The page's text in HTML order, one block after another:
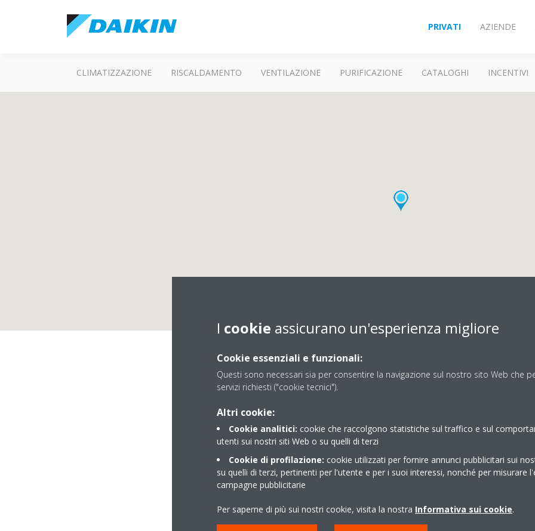
PRIVATI AZIENDE
CLIMATIZZAZIONE RISCALDAMENTO VENTILAZIONE PURIFICAZIONE CATALOGHI INCENTIVI
ECOCLIMA ENGINEERING
Area di competenza: BIELLA, NOVARA, VARESE, VERBANIA,
Largo Cantelli, 7
0321 499698
I cookie assicurano un'esperienza migliore
Cookie essenziali e funzionali:
Questi sono necessari sia per consentire la navigazione sul nostro sito Web che
servizi richiesti ("cookie tecnici").
Altri cookie:
Cookie analitici: cookie che raccolgono statistiche sul traffico e sul
utenti sui nostri siti Web o su quelli di terzi
Cookie di profilazione: cookie utilizzati per fornire annunci pubblicitari sui
su quelli di terzi, pertinenti per l'utente e per i suoi interessi, nonché per misurare
campagne pubblicitarie
Per saperne di più sui nostri cookie, visita la nostra Informativa sui cookie.